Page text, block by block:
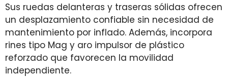
Sus ruedas delanteras y traseras sólidas ofrecen
un desplazamiento confiable sin necesidad de
mantenimiento por inflado. Además, incorpora
rines tipo Mag y aro impulsor de plástico
reforzado que favorecen la movilidad
independiente.